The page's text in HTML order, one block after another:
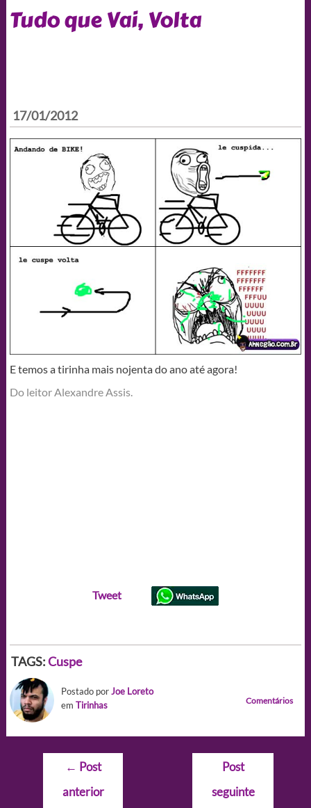
Tudo que Vai, Volta
17/01/2012
E temos a tirinha mais nojenta do ano até agora!
Do leitor Alexandre Assis.
Tweet
TAGS:Cuspe
Postado porJoe Loreto
em Tirinhas Comentários
Navegação
Post
← Post
anterior
Post
seguinte